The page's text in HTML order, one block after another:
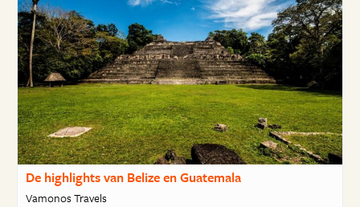
De highlights van Belize en Guatemala
Vamonos Travels